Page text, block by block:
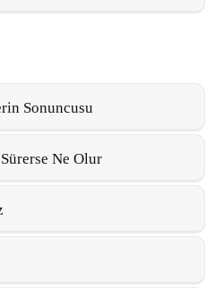
Sonuncusu
Ne Olur